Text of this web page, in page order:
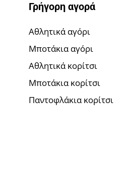
Γρήγορη αγορά
Αθλητικά αγόρι
Μποτάκια αγόρι
Αθλητικά κορίτσι
Μποτάκια κορίτσι
Παντοφλάκια κορίτσι